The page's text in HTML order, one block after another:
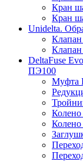
Кран
Кран
Unidelta.
DeltaFuse
ПЭ100
Муфта
Колено
Колено